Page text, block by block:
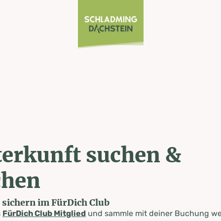
suchen &
im FürDich Club
FürDich Club Mitgliedund sammle mit deiner Buchung